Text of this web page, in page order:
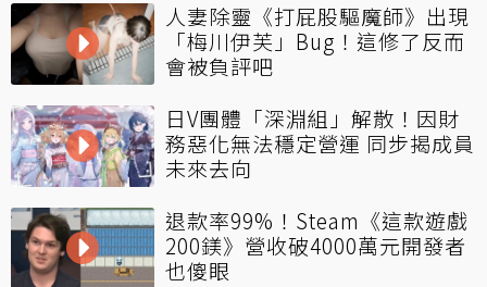
人妻除靈《打屁股驅魔師》出現
「梅川伊芙」Bug！這修了反而
會被負評吧
日V團體「深淵組」解散！因財
務惡化無法穩定營運 同步揭成員
未來去向
退款率99%！Steam《這款遊戲
200鎂》營收破4000萬元開發者
也傻眼